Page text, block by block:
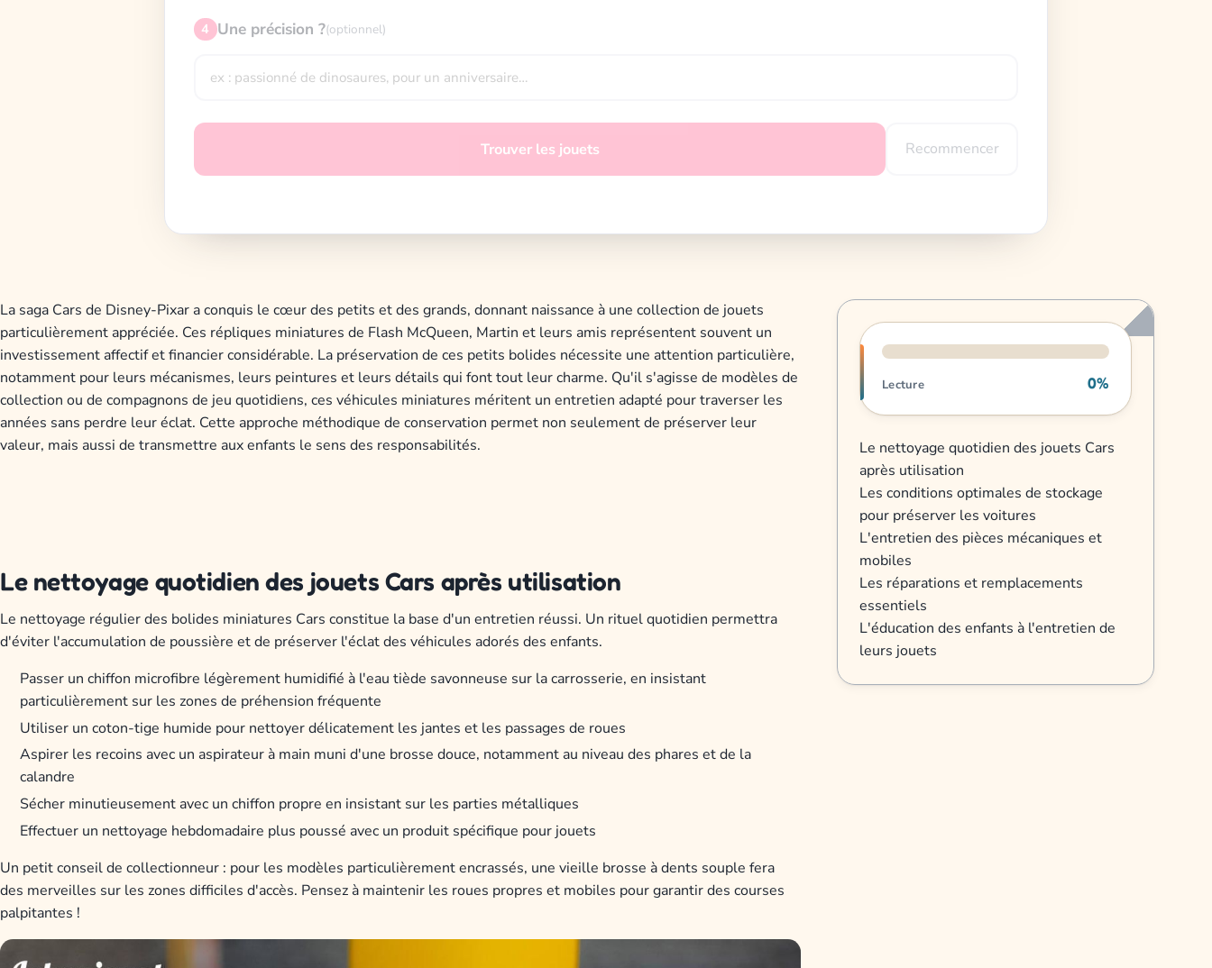
4 Une précision ?(optionnel)
Trouver les jouets Recommencer
La saga Cars de Disney-Pixar a conquis le cœur des petits et des grands, donnant naissance à une collection de jouets
particulièrement appréciée. Ces répliques miniatures de Flash McQueen, Martin et leurs amis représentent souvent un
investissement affectif et financier considérable. La préservation de ces petits bolides nécessite une attention particulière,
notamment pour leurs mécanismes, leurs peintures et leurs détails qui font tout leur charme. Qu'il s'agisse de modèles de
collection ou de compagnons de jeu quotidiens, ces véhicules miniatures méritent un entretien adapté pour traverser les
années sans perdre leur éclat. Cette approche méthodique de conservation permet non seulement de préserver leur
valeur, mais aussi de transmettre aux enfants le sens des responsabilités.
Le nettoyage quotidien des jouets Cars après utilisation
Le nettoyage régulier des bolides miniatures Cars constitue la base d'un entretien réussi. Un rituel quotidien permettra
d'éviter l'accumulation de poussière et de préserver l'éclat des véhicules adorés des enfants.
Passer un chiffon microfibre légèrement humidifié à l'eau tiède savonneuse sur la carrosserie, en insistant
particulièrement sur les zones de préhension fréquente
Utiliser un coton-tige humide pour nettoyer délicatement les jantes et les passages de roues
Aspirer les recoins avec un aspirateur à main muni d'une brosse douce, notamment au niveau des phares et de la
calandre
Sécher minutieusement avec un chiffon propre en insistant sur les parties métalliques
Effectuer un nettoyage hebdomadaire plus poussé avec un produit spécifique pour jouets
Un petit conseil de collectionneur : pour les modèles particulièrement encrassés, une vieille brosse à dents souple fera
des merveilles sur les zones difficiles d'accès. Pensez à maintenir les roues propres et mobiles pour garantir des courses
palpitantes !
Progression de lecture
Lecture 0%
Le nettoyage quotidien des jouets Cars
après utilisation
Les conditions optimales de stockage
pour préserver les voitures
L'entretien des pièces mécaniques et
mobiles
Les réparations et remplacements
essentiels
L'éducation des enfants à l'entretien de
leurs jouets